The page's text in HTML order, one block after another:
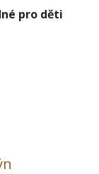
pro děti